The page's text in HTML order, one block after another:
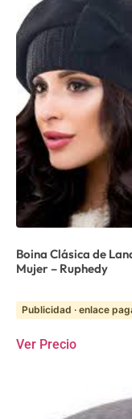
Boina Clásica de
Mujer – Ruphedy
Publicidad · enlace
Ver Precio